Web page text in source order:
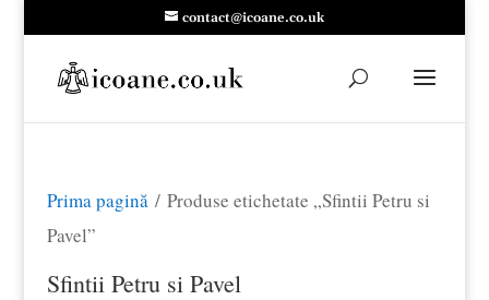
contact@icoane.co.uk
Prima pagină/ Produse etichetate „Sfintii Petru si
Pavel”
Sfintii Petru si Pavel